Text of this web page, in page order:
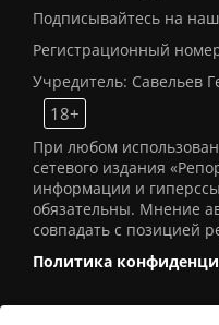
Подписывайтесь на наш
Регистрационный
Учредитель: Савельев
18+
При любом
сетевого издания
информации и
обязательны. Мнение
совпадать с позицией
Политика